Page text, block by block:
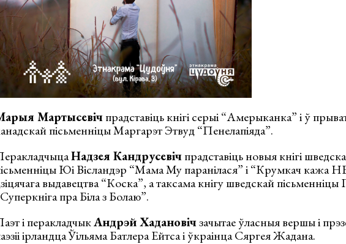
Мартысевічпрадставіць кнігі серыі “Амерыканка” і ў
пісьменніцы Маргарэт Этвуд “Пенелапіяда”.
Надзея Кандрусевічпрадставіць новыя кнігі
Юі Вісландэр “Мама Му паранілася” і “Крумкач кажа
выдавецтва “Коска”, а таксама кнігу шведскай пісьменніцы
пра Біла з Болаю”.
і перакладчыкАндрэй Хадановічзачытае ўласныя вершы і
ірландца Ўільяма Батлера Ейтса і ўкраінца Сяргея Жадана.